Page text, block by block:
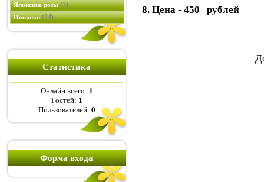
Японские розы(7)
Новинки(24)
Статистика
Онлайн всего: 1
Гостей: 1
Пользователей: 0
Форма входа
8. Цена - 450 рублей